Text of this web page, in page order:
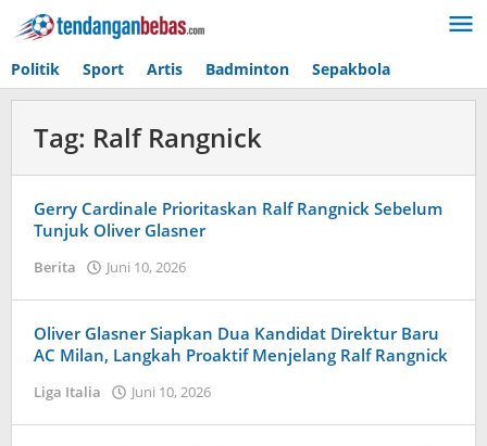
Lewati
ke
Politik Sport Artis Badminton Sepakbola
Tag: Ralf Rangnick
Gerry Cardinale Prioritaskan Ralf Rangnick Sebelum
Tunjuk Oliver Glasner
Berita Juni 10, 2026
Oliver Glasner Siapkan Dua Kandidat Direktur Baru
AC Milan, Langkah Proaktif Menjelang Ralf Rangnick
Liga Italia Juni 10, 2026